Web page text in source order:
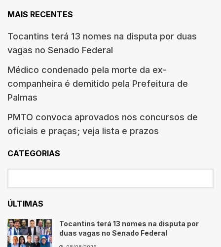
MAIS RECENTES
Tocantins terá 13 nomes na disputa por duas
vagas no Senado Federal
Médico condenado pela morte da ex-
companheira é demitido pela Prefeitura de
Palmas
PMTO convoca aprovados nos concursos de
oficiais e praças; veja lista e prazos
CATEGORIAS
ÚLTIMAS
Tocantins terá 13 nomes na disputa por
duas vagas no Senado Federal